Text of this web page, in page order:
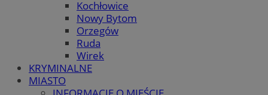
Kochłowice
Nowy Bytom
Orzegów
Ruda
Wirek
KRYMINALNE
MIASTO